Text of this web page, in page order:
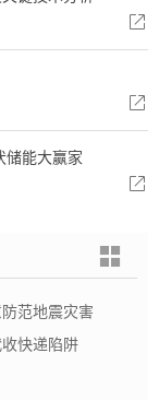
储能大赢家
范地震灾害
快递陷阱